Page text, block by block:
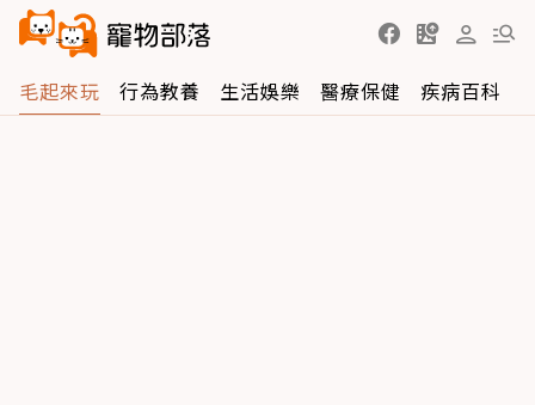
毛起來玩 行為教養 生活娛樂 醫療保健 疾病百科